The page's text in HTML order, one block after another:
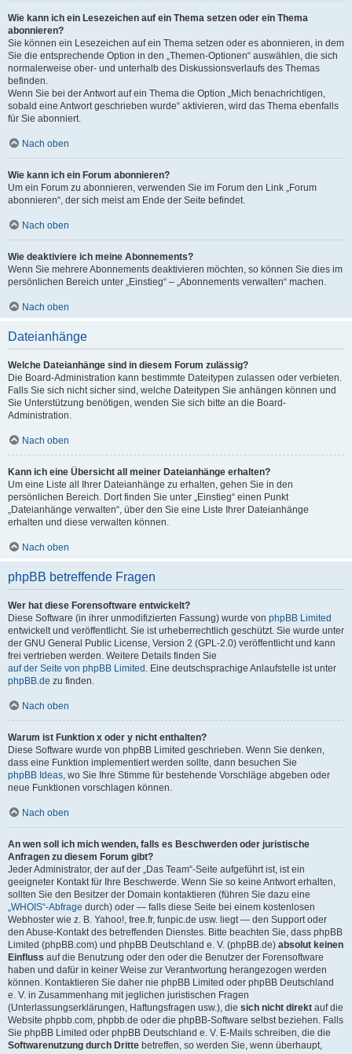
Wie kann ich ein Lesezeichen auf ein Thema setzen oder ein Thema
abonnieren?
Sie können ein Lesezeichen auf ein Thema setzen oder es abonnieren, in dem
Sie die entsprechende Option in den „Themen-Optionen“ auswählen, die sich
normalerweise ober- und unterhalb des Diskussionsverlaufs des Themas
befinden.
Wenn Sie bei der Antwort auf ein Thema die Option „Mich benachrichtigen,
sobald eine Antwort geschrieben wurde“ aktivieren, wird das Thema ebenfalls
für Sie abonniert.
Nach oben
Wie kann ich ein Forum abonnieren?
Um ein Forum zu abonnieren, verwenden Sie im Forum den Link „Forum
abonnieren“, der sich meist am Ende der Seite befindet.
Nach oben
Wie deaktiviere ich meine Abonnements?
Wenn Sie mehrere Abonnements deaktivieren möchten, so können Sie dies im
persönlichen Bereich unter „Einstieg“ – „Abonnements verwalten“ machen.
Nach oben
Dateianhänge
Welche Dateianhänge sind in diesem Forum zulässig?
Die Board-Administration kann bestimmte Dateitypen zulassen oder verbieten.
Falls Sie sich nicht sicher sind, welche Dateitypen Sie anhängen können und
Sie Unterstützung benötigen, wenden Sie sich bitte an die Board-
Administration.
Nach oben
Kann ich eine Übersicht all meiner Dateianhänge erhalten?
Um eine Liste all Ihrer Dateianhänge zu erhalten, gehen Sie in den
persönlichen Bereich. Dort finden Sie unter „Einstieg“ einen Punkt
„Dateianhänge verwalten“, über den Sie eine Liste Ihrer Dateianhänge
erhalten und diese verwalten können.
Nach oben
phpBB betreffende Fragen
Wer hat diese Forensoftware entwickelt?
Diese Software (in ihrer unmodifizierten Fassung) wurde von phpBB Limited
entwickelt und veröffentlicht. Sie ist urheberrechtlich geschützt. Sie wurde unter
der GNU General Public License, Version 2 (GPL-2.0) veröffentlicht und kann
frei vertrieben werden. Weitere Details finden Sie
auf der Seite von phpBB Limited . Eine deutschsprachige Anlaufstelle ist unter
phpBB.de zu finden.
Nach oben
Warum ist Funktion x oder y nicht enthalten?
Diese Software wurde von phpBB Limited geschrieben. Wenn Sie denken,
dass eine Funktion implementiert werden sollte, dann besuchen Sie
phpBB Ideas, wo Sie Ihre Stimme für bestehende Vorschläge abgeben oder
neue Funktionen vorschlagen können.
Nach oben
An wen soll ich mich wenden, falls es Beschwerden oder juristische
Anfragen zu diesem Forum gibt?
Jeder Administrator, der auf der „Das Team“-Seite aufgeführt ist, ist ein
geeigneter Kontakt für Ihre Beschwerde. Wenn Sie so keine Antwort erhalten,
sollten Sie den Besitzer der Domain kontaktieren (führen Sie dazu eine
„WHOIS“-Abfrage durch) oder — falls diese Seite bei einem kostenlosen
Webhoster wie z. B. Yahoo!, free.fr, funpic.de usw. liegt — den Support oder
den Abuse-Kontakt des betreffenden Dienstes. Bitte beachten Sie, dass phpBB
Limited (phpBB.com) und phpBB Deutschland e. V. (phpBB.de) absolut keinen
Einfluss auf die Benutzung oder den oder die Benutzer der Forensoftware
haben und dafür in keiner Weise zur Verantwortung herangezogen werden
können. Kontaktieren Sie daher nie phpBB Limited oder phpBB Deutschland
e. V. in Zusammenhang mit jeglichen juristischen Fragen
(Unterlassungserklärungen, Haftungsfragen usw.), die sich nicht direkt auf die
Website phpbb.com, phpbb.de oder die phpBB-Software selbst beziehen. Falls
Sie phpBB Limited oder phpBB Deutschland e. V. E-Mails schreiben, die die
Softwarenutzung durch Dritte betreffen, so werden Sie, wenn überhaupt,